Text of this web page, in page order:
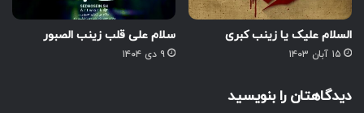
السلام علیک یا زینب کبری
۱۵ آبان ۱۴۰۳
سلام علی قلب زینب الصبور
۹ دی ۱۴۰۴
دیدگاهتان را بنویسید